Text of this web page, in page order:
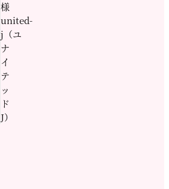
様
united-
j（ユ
ナ
イ
テ
ッ
ド
J）